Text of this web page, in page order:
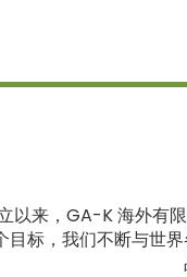
以来，GA-K 海外有
目标，我们不断与世